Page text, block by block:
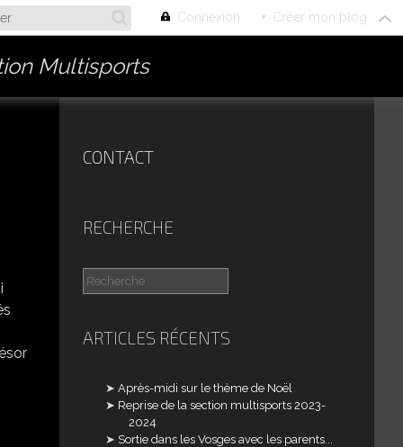
Connexion + Créer mon blog
Multisports
CONTACT
RECHERCHE
ARTICLES RÉCENTS
Après-midi sur le thème de Noël
Reprise de la section multisports 2023-
2024
Sortie dans les Vosges avec les parents...